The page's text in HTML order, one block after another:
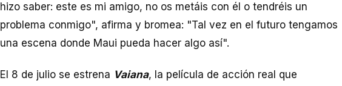
hizo saber: este es mi amigo, no os metáis con él o tendréis un
problema conmigo", afirma y bromea: "Tal vez en el futuro tengamos
una escena donde Maui pueda hacer algo así".
El 8 de julio se estrena Vaiana, la película de acción real que